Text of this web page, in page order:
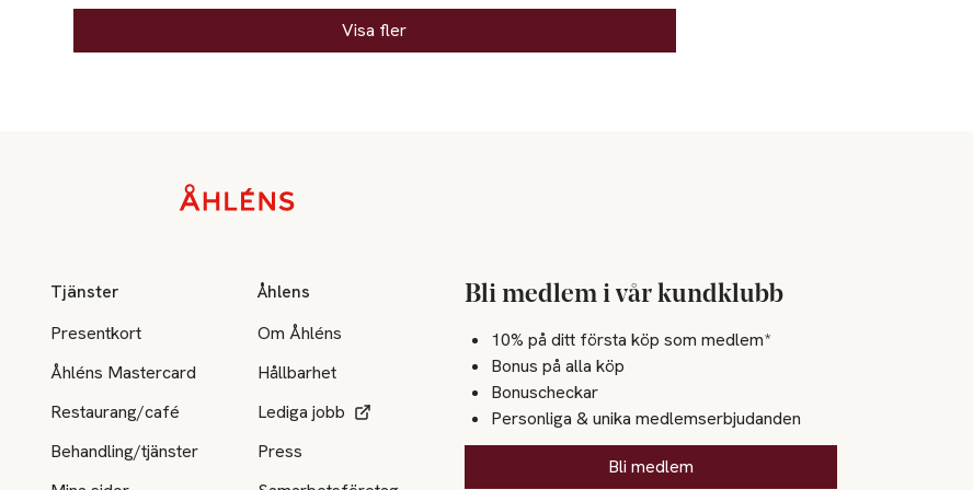
Visa fler
Tjänster
Presentkort
Åhléns Mastercard
Restaurang/café
Behandling/tjänster
Åhlens
Om Åhléns
Hållbarhet
Lediga jobb
Press
Bli medlem i vår kundklubb
10% på ditt första köp som medlem*
Bonus på alla köp
Bonuscheckar
Personliga & unika medlemserbjudanden
Bli medlem